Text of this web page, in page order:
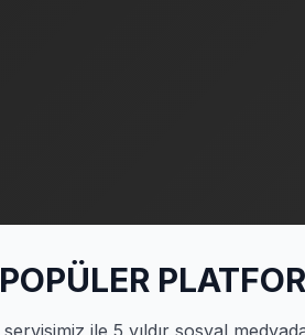
POPÜLER
ile 5 yıldır sosyal